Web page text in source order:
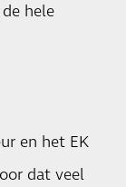
hele
en het EK
dat veel